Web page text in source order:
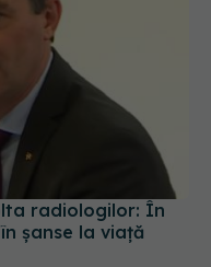
radiologilor: În
șanse la viață